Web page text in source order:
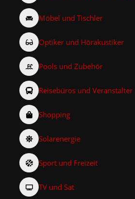
Möbel und Tischler
Optiker und Hörakustiker
Pools und Zubehör
Reisebüros und Veranstalter
Shopping
Solarenergie
Sport und Freizeit
TV und Sat